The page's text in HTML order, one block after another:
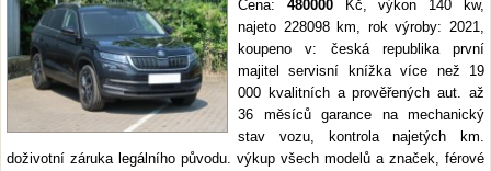
Cena: 480000Kč, výkon 140 kw,
najeto 228098 km, rok výroby: 2021,
koupeno v: česká republika první
majitel servisní knížka více než 19
000 kvalitních a prověřených aut. až
36 měsíců garance na mechanický
stav vozu, kontrola najetých km.
doživotní záruka legálního původu. výkup všech modelů a značek, férové